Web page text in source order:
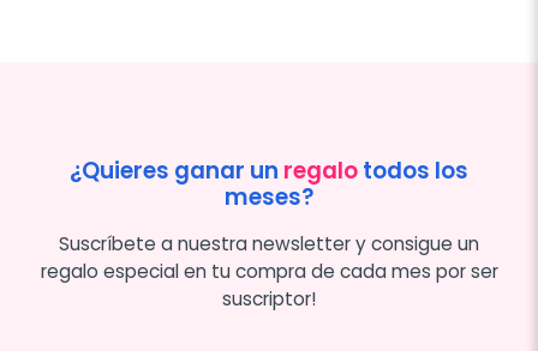
¿Quieres ganar un regalotodos los
meses?
Suscríbete a nuestra newsletter y consigue un
regalo especial en tu compra de cada mes por ser
suscriptor!